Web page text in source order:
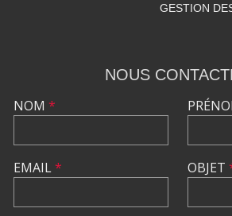
GESTION
NOUS
NOM *
EMAIL* OBJET